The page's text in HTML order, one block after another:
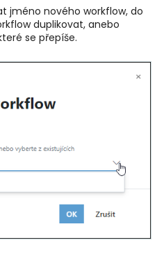
jméno nového workflow, do
duplikovat, anebo
se přepíše.